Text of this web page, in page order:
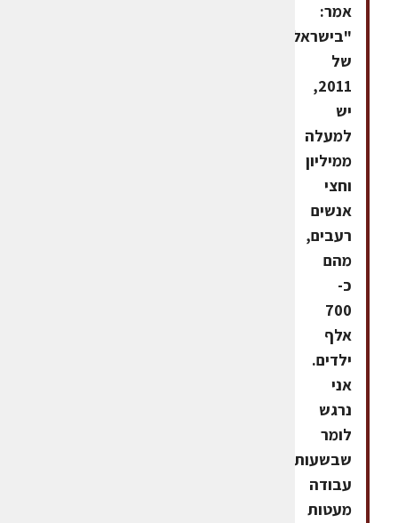
אמר:
"בישראל
של
2011,
יש
למעלה
ממיליון
וחצי
אנשים
רעבים,
מהם
כ-
700
אלף
ילדים.
אני
נרגש
לומר
שבשעות
עבודה
מעטות